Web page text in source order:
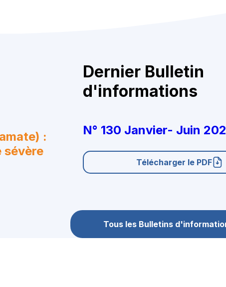
:
sévère
Dernier Bulletin
d'informations
N° 130 Janvier- Juin
Télécharger le PDF
Tous les Bulletins